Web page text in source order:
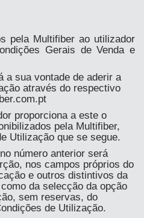
pela Multifiber ao utilizador
Gerais de Venda e
a sua vontade de aderir a
através do respectivo
proporciona a este o
pela Multifiber,
Utilização que se segue.
número anterior será
nos campos próprios do
e outros distintivos da
da selecção da opção
sem reservas, do
de Utilização.